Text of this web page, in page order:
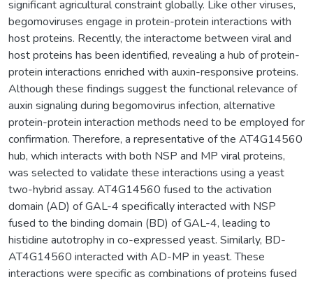
significant agricultural constraint globally. Like other viruses,
begomoviruses engage in protein-protein interactions with
host proteins. Recently, the interactome between viral and
host proteins has been identified, revealing a hub of protein-
protein interactions enriched with auxin-responsive proteins.
Although these findings suggest the functional relevance of
auxin signaling during begomovirus infection, alternative
protein-protein interaction methods need to be employed for
confirmation. Therefore, a representative of the AT4G14560
hub, which interacts with both NSP and MP viral proteins,
was selected to validate these interactions using a yeast
two-hybrid assay. AT4G14560 fused to the activation
domain (AD) of GAL-4 specifically interacted with NSP
fused to the binding domain (BD) of GAL-4, leading to
histidine autotrophy in co-expressed yeast. Similarly, BD-
AT4G14560 interacted with AD-MP in yeast. These
interactions were specific as combinations of proteins fused